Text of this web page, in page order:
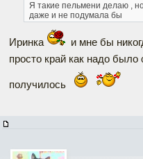
Я такие пельмени делаю ,
даже и не подумала бы
Иринка
и мне бы
просто край как надо было
получилось